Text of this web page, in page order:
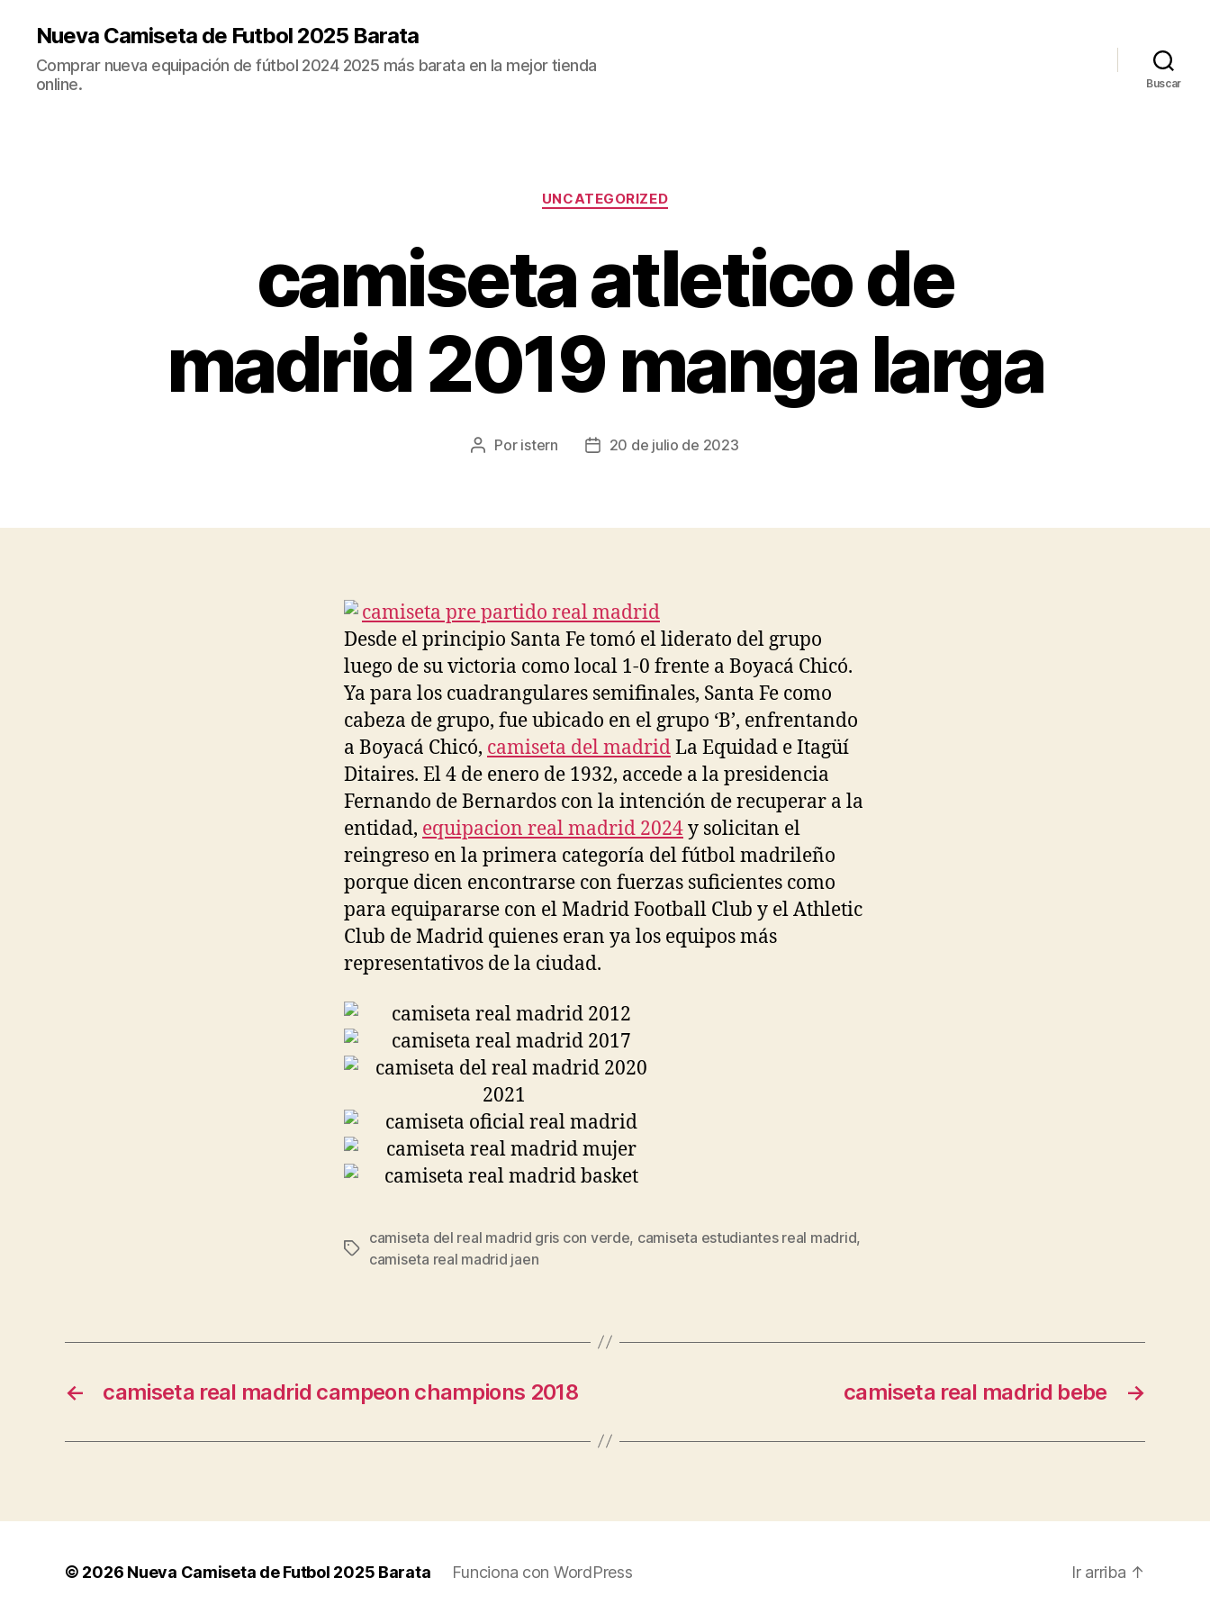
Nueva Camiseta de Futbol 2025 Barata
Comprar nueva equipación de fútbol 2024 2025 más barata en la mejor tienda
online.
Buscar
Categorías
UNCATEGORIZED
camiseta atletico de
madrid 2019 manga larga
Autor
Por istern
Fecha20 de julio de 2023
Desde el principio Santa Fe tomó el liderato del grupo
luego de su victoria como local 1-0 frente a Boyacá Chicó.
Ya para los cuadrangulares semifinales, Santa Fe como
cabeza de grupo, fue ubicado en el grupo ‘B’, enfrentando
a Boyacá Chicó, camiseta del madridLa Equidad e Itagüí
Ditaires. El 4 de enero de 1932, accede a la presidencia
Fernando de Bernardos con la intención de recuperar a la
entidad, equipacion real madrid 2024y solicitan el
reingreso en la primera categoría del fútbol madrileño
porque dicen encontrarse con fuerzas suficientes como
para equipararse con el Madrid Football Club y el Athletic
Club de Madrid quienes eran ya los equipos más
representativos de la ciudad.
Etiquetas
camiseta del real madrid gris con verde, camiseta estudiantes real madrid,
camiseta real madrid jaen
← camiseta real madrid campeon champions 2018 →
camiseta real madrid bebe
© 2026 Nueva Camiseta de Futbol 2025 Barata Funciona con WordPress Ir arriba ↑